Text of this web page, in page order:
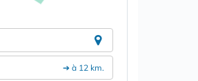
➔ à 12 km.